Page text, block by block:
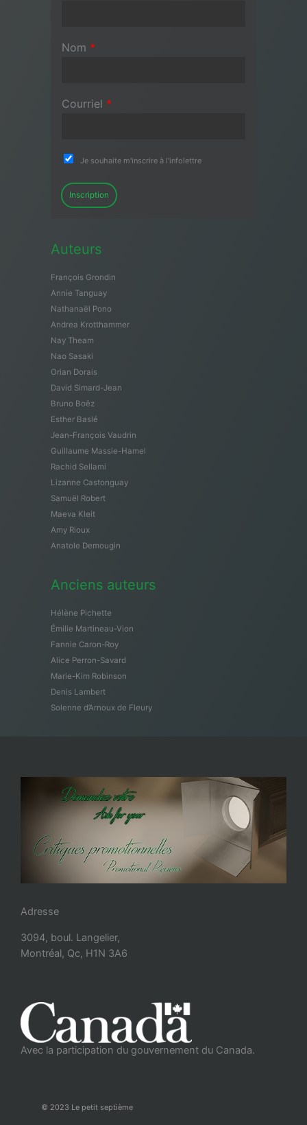
Nom *
Courriel *
Je souhaite m'inscrire à l'infolettre
Inscription
Auteurs
François Grondin
Annie Tanguay
Nathanaël Pono
Andrea Krotthammer
Nay Theam
Nao Sasaki
Orian Dorais
David Simard-Jean
Bruno Boëz
Esther Baslé
Jean-François Vaudrin
Guillaume Massie-Hamel
Rachid Sellami
Lizanne Castonguay
Samuël Robert
Maeva Kleit
Amy Rioux
Anatole Demougin
Anciens auteurs
Hélène Pichette
Émilie Martineau-Vion
Fannie Caron-Roy
Alice Perron-Savard
Marie-Kim Robinson
Denis Lambert
Solenne d’Arnoux de Fleury
Adresse
3094, boul. Langelier,
Montréal, Qc, H1N 3A6
Avec la participation du gouvernement du Canada.
© 2023 Le petit septième